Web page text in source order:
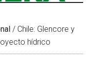
/ Chile: Glencore y
hídrico